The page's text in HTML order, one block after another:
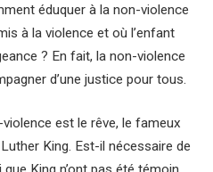
éduquer à la non-violence
à la violence et où l’enfant
? En fait, la non-violence
d’une justice pour tous.
est le rêve, le fameux
King. Est-il nécessaire de